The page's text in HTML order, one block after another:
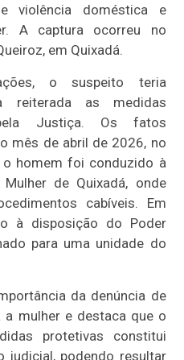
violência doméstica e
A captura ocorreu no
em Quixadá.
o suspeito teria
reiterada as medidas
Justiça. Os fatos
mês de abril de 2026, no
homem foi conduzido à
de Quixadá, onde
cabíveis. Em
à disposição do Poder
para uma unidade do
da denúncia de
mulher e destaca que o
protetivas constitui
judicial, podendo resultar